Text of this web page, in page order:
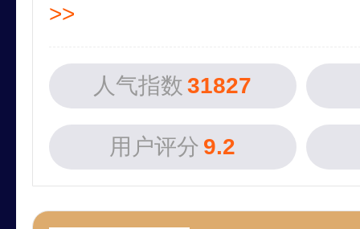
>>
人气指数 31827
用户评分 9.2